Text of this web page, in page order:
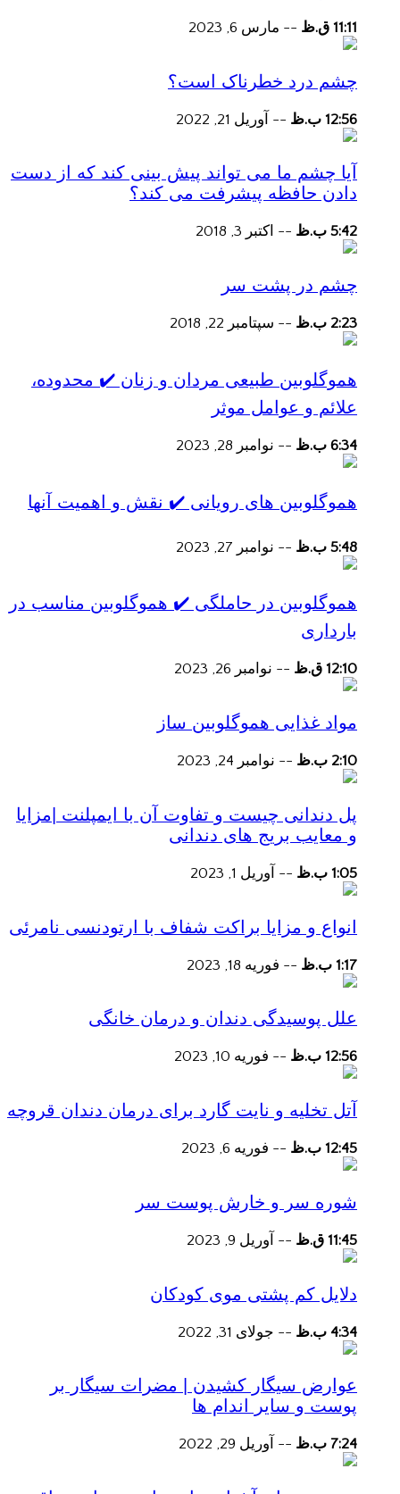
11:11 ق.ظ -- مارس 6, 2023
چشم درد خطرناک است؟
12:56 ب.ظ -- آوریل 21, 2022
آیا چشم ما می تواند پیش بینی کند که از دست
دادن حافظه پیشرفت می کند؟
5:42 ب.ظ -- اکتبر 3, 2018
چشم در پشت سر
2:23 ب.ظ -- سپتامبر 22, 2018
هموگلوبین طبیعی مردان و زنان ✔️ محدوده،
علائم و عوامل موثر
6:34 ب.ظ -- نوامبر 28, 2023
هموگلوبین های رویانی ✔️ نقش و اهمیت آنها
5:48 ب.ظ -- نوامبر 27, 2023
هموگلوبین در حاملگی ✔️ هموگلوبین مناسب در
بارداری
12:10 ق.ظ -- نوامبر 26, 2023
مواد غذایی هموگلوبین ساز
2:10 ب.ظ -- نوامبر 24, 2023
پل دندانی چیست و تفاوت آن با ایمپلنت |مزایا
و معایب بریج های دندانی
1:05 ب.ظ -- آوریل 1, 2023
انواع و مزایا براکت شفاف با ارتودنسی نامرئی
1:17 ب.ظ -- فوریه 18, 2023
علل پوسیدگی دندان و درمان خانگی
12:56 ب.ظ -- فوریه 10, 2023
آتل تخلیه و نایت گارد برای درمان دندان قروچه
12:45 ب.ظ -- فوریه 6, 2023
شوره سر و خارش پوست سر
11:45 ق.ظ -- آوریل 9, 2023
دلایل کم پشتی موی کودکان
4:34 ب.ظ -- جولای 31, 2022
عوارض سیگار کشیدن | مضرات سیگار بر
پوست و سایر اندام ها
7:24 ب.ظ -- آوریل 29, 2022